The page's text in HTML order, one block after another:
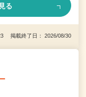
る
掲載終了日： 2026/08/30